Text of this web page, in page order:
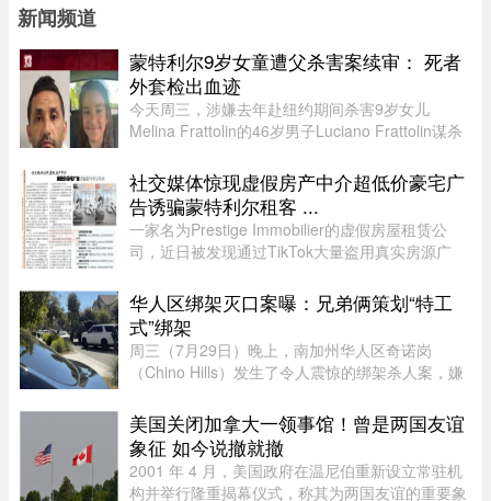
新闻频道
蒙特利尔9岁女童遭父杀害案续审： 死者
外套检出血迹
今天周三，涉嫌去年赴纽约期间杀害9岁女儿
Melina Frattolin的46岁男子Luciano Frattolin谋杀
Luciano Frattolin被控二级谋杀及藏匿尸体，两项
罪名均不认罪，自2025年7月被捕以 ...
社交媒体惊现虚假房产中介超低价豪宅广
告诱骗蒙特利尔租客 ...
一家名为Prestige Immobilier的虚假房屋租赁公
司，近日被发现通过TikTok大量盗用真实房源广
客，再以“预约看房”为由索取押金和个人资料。部
分虚假视频播放量高达27万 ...
华人区绑架灭口案曝：兄弟俩策划“特工
式”绑架
周三（7月29日）晚上，南加州华人区奇诺岗
（Chino Hills）发生了令人震惊的绑架杀人案，嫌
者，此种暴行震惊了全美。周五（7月31日），圣
贝纳迪诺县（San Bernardino Coun ...
美国关闭加拿大一领事馆！曾是两国友谊
象征 如今说撤就撤
2001 年 4 月，美国政府在温尼伯重新设立常驻机
构并举行隆重揭幕仪式，称其为两国友谊的重要象